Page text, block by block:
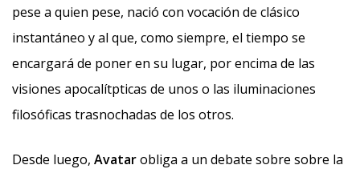
pese a quien pese, nació con vocación de clásico
instantáneo y al que, como siempre, el tiempo se
encargará de poner en su lugar, por encima de las
visiones apocalítpticas de unos o las iluminaciones
filosóficas trasnochadas de los otros.
Desde luego, Avatarobliga a un debate sobre sobre la